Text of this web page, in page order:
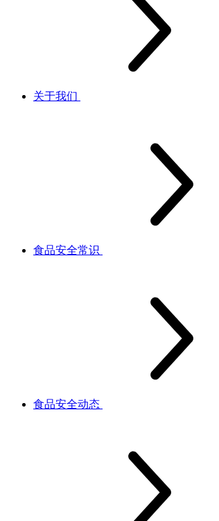
关于我们
食品安全常识
食品安全动态